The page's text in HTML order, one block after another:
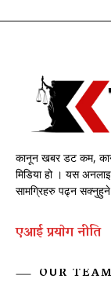
कानून खबर डट कम,
मिडिया हो । यस
सामग्रिहरु पढ्न
एआई प्रयाेग नीति
OUR TEAM